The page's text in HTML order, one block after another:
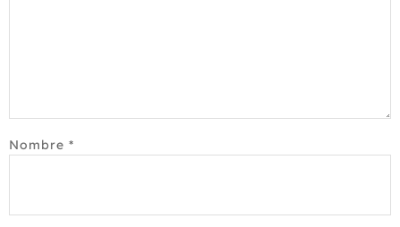
Nombre *